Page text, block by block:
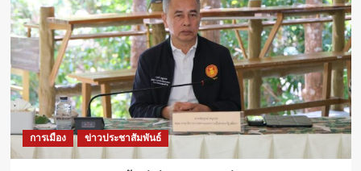
การเมือง ข่าวประชาสัมพันธ์